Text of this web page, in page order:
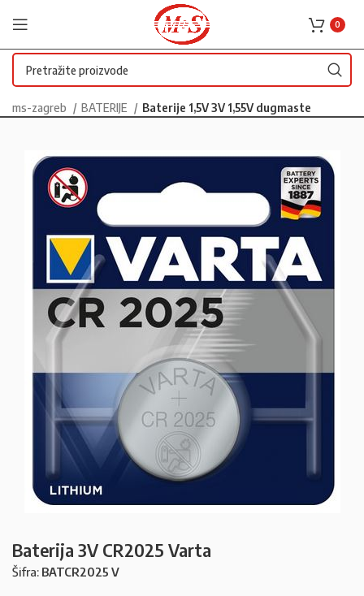
0
ms-zagreb BATERIJE Baterije 1,5V 3V 1,55V dugmaste
Baterija 3V CR2025 Varta
Šifra: BATCR2025 V